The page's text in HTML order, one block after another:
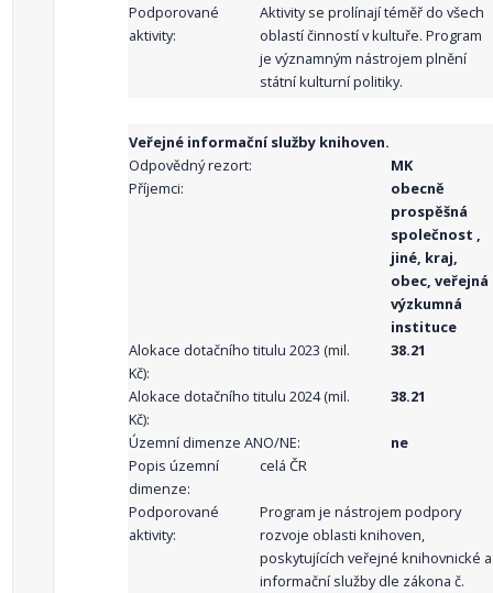
Podporované
aktivity:
Aktivity se prolínají téměř do všech
oblastí činností v kultuře. Program
je významným nástrojem plnění
státní kulturní politiky.
Veřejné informační služby knihoven.
Odpovědný rezort:
MK
Příjemci:
obecně
prospěšná
společnost ,
jiné, kraj,
obec, veřejná
výzkumná
instituce
Alokace dotačního titulu 2023 (mil.
Kč):
38.21
Alokace dotačního titulu 2024 (mil.
Kč):
38.21
Územní dimenze ANO/NE:
ne
Popis územní
dimenze:
celá ČR
Podporované
aktivity:
Program je nástrojem podpory
rozvoje oblasti knihoven,
poskytujících veřejné knihovnické a
informační služby dle zákona č.